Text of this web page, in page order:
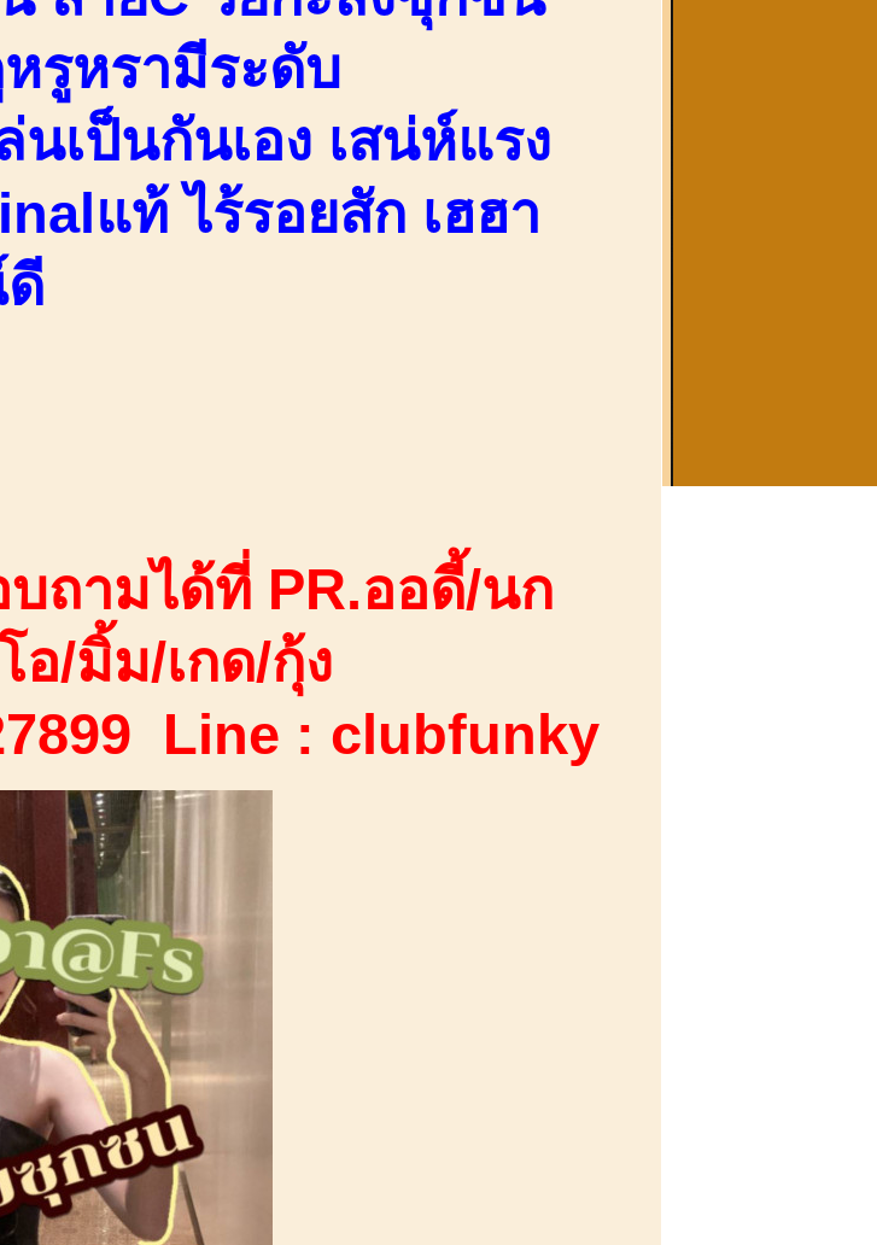
รูหรามีระดับ
นเป็นกันเอง เสน่ห์แรง
แท้ ไร้รอยสัก เฮฮา
ถามได้ที่ PR.ออดี้/นก
อ/มิ้ม/เกด/กุ้ง
Line : clubfunky